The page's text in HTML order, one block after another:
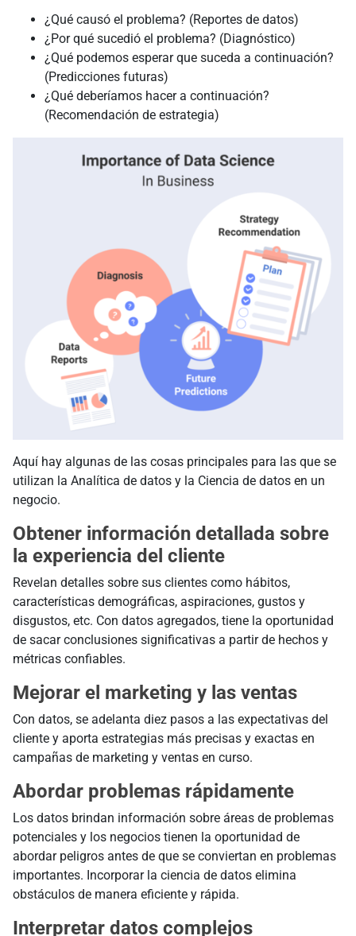
¿Qué causó el problema? (Reportes de datos)
¿Por qué sucedió el problema? (Diagnóstico)
¿Qué podemos esperar que suceda a continuación?
(Predicciones futuras)
¿Qué deberíamos hacer a continuación?
(Recomendación de estrategia)
Aquí hay algunas de las cosas principales para las que se
utilizan la Analítica de datos y la Ciencia de datos en un
negocio.
Obtener información detallada sobre
la experiencia del cliente
Revelan detalles sobre sus clientes como hábitos,
características demográficas, aspiraciones, gustos y
disgustos, etc. Con datos agregados, tiene la oportunidad
de sacar conclusiones significativas a partir de hechos y
métricas confiables.
Mejorar el marketing y las ventas
Con datos, se adelanta diez pasos a las expectativas del
cliente y aporta estrategias más precisas y exactas en
campañas de marketing y ventas en curso.
Abordar problemas rápidamente
Los datos brindan información sobre áreas de problemas
potenciales y los negocios tienen la oportunidad de
abordar peligros antes de que se conviertan en problemas
importantes. Incorporar la ciencia de datos elimina
obstáculos de manera eficiente y rápida.
Interpretar datos complejos